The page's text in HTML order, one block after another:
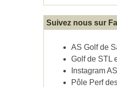
Suivez nous sur
AS Golf de
Golf de STL
Instagram
Pôle Perf